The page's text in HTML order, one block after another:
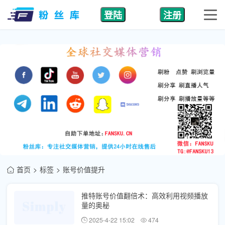
登陆 注册
首页 标签 账号价值提升
推特账号价值翻倍术：高效利用视频播放
量的奥秘
2025-4-22 15:02 474